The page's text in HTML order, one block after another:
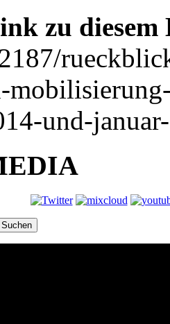
zu
und-
Suchen